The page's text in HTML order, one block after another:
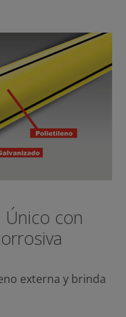
con
externa y brinda